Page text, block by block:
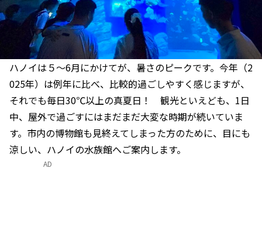
ハノイは５〜6月にかけてが、暑さのピークです。今年（2
025年）は例年に比べ、比較的過ごしやすく感じますが、
それでも毎日30℃以上の真夏日！ 観光といえども、1日
中、屋外で過ごすにはまだまだ大変な時期が続いていま
す。市内の博物館も見終えてしまった方のために、目にも
涼しい、ハノイの水族館へご案内します。
AD